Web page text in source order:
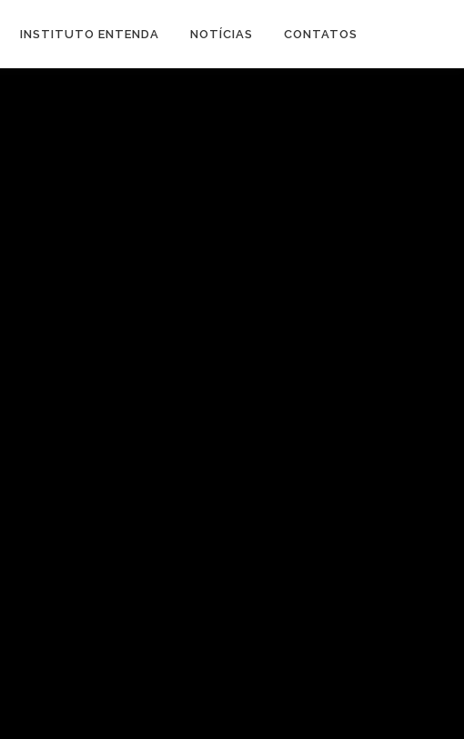
INSTITUTO ENTENDA NOTÍCIAS CONTATOS